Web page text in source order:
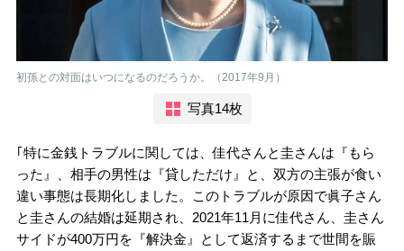
初孫との対面はいつになるのだろうか。（2017年9月）
写真14枚
｢特に金銭トラブルに関しては、佳代さんと圭さんは『もら
った』、相手の男性は『貸しただけ』と、双方の主張が食い
違い事態は長期化しました。このトラブルが原因で眞子さん
と圭さんの結婚は延期され、2021年11月に佳代さん、圭さん
サイドが400万円を『解決金』として返済するまで世間を賑